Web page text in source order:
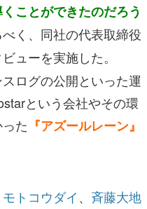
ことができたのだろう
く、同社の代表取締役
ューを実施した。
ログの公開といった運
という会社やその環
た 『アズールレーン』
トコウダイ、 斉藤大地